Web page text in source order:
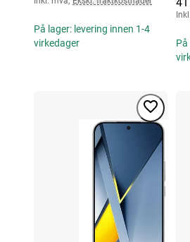
På lager: levering innen 1-4
virkedager